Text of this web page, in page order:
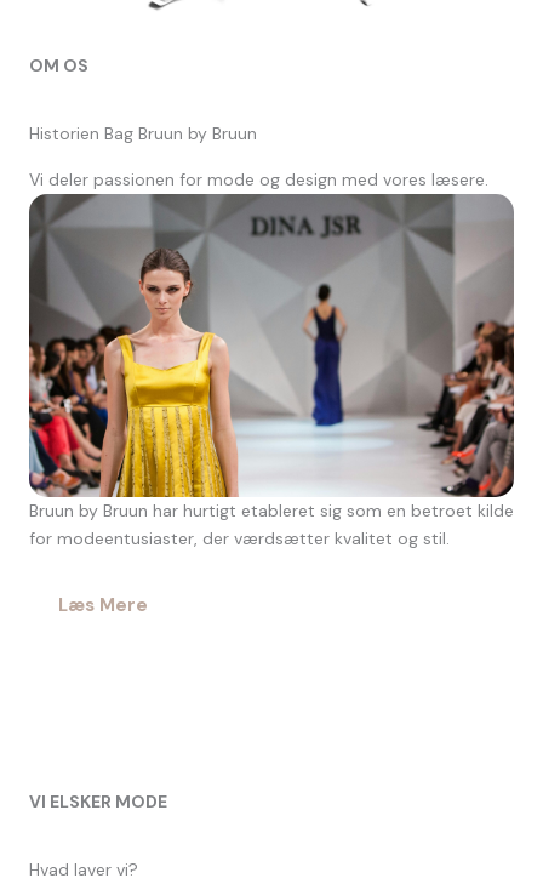
OM OS
Historien Bag Bruun by Bruun
Vi deler passionen for mode og design med vores læsere.
Bruun by Bruun har hurtigt etableret sig som en betroet kilde
for modeentusiaster, der værdsætter kvalitet og stil.
Læs Mere
VI ELSKER MODE
Hvad laver vi?